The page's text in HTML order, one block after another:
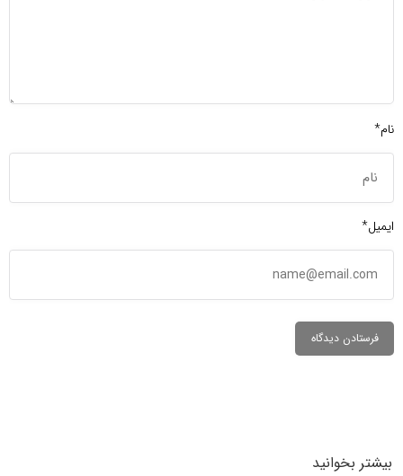
نام*
ایمیل*
بیشتر بخوانید